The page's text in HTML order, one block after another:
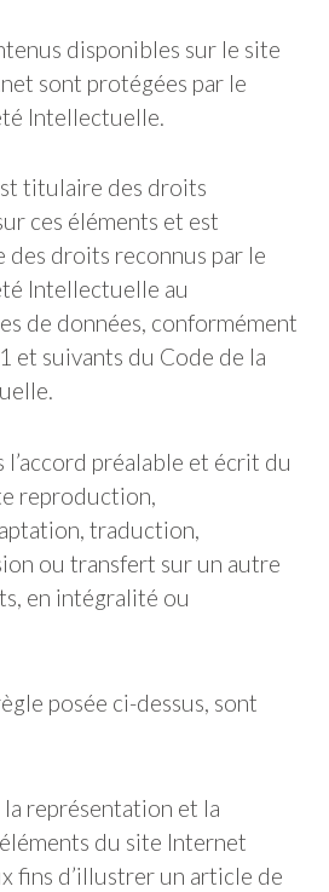
disponibles sur le site
sont protégées par le
Intellectuelle.
titulaire des droits
ces éléments et est
droits reconnus par le
Intellectuelle au
de données, conformément
et suivants du Code de la
préalable et écrit du
reproduction,
traduction,
ou transfert sur un autre
en intégralité ou
posée ci-dessus, sont
représentation et la
du site Internet
fins d’illustrer un article de